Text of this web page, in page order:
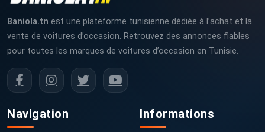
Baniola.tn est une plateforme tunisienne dédiée à l’achat et la
vente de voitures d’occasion. Retrouvez des annonces fiables
pour toutes les marques de voitures d’occasion en Tunisie.
Navigation Informations